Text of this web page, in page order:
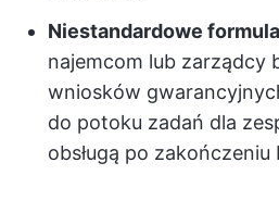
Niestandardowe
najemcom lub zarządcy
wniosków
do potoku zadań dla
obsługą po zakończeniu